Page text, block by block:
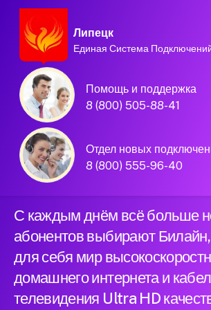
Липецк
Единая Система
Помощь и поддержка
8 (800) 505-88-41
Отдел новых
8 (800) 555-96-40
Домашний
телевидение
Билайн в городе
Липецк
С каждым днём всё больше
абонентов выбирают
для себя мир
домашнего интернета и
телевидения Ultra HD